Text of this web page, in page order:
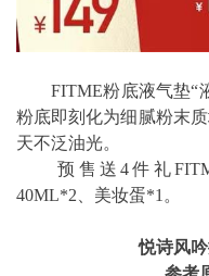
FITME粉底液气垫“液
粉底即刻化为细腻粉末
天不泛油光。
预售送4件礼
40ML*2、美妆蛋*1。
悦诗风